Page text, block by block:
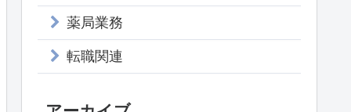
薬局業務
転職関連